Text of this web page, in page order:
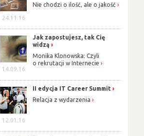
24.11.16
Nie chodzi o ilość, ale o jakość
14.09.16
Jak zapostujesz, tak Cię
widzą
Monika Klonowska: Czyli
o rekrutacji w Internecie
12.01.16
II edycja IT Career Summit
Relacja z wydarzenia